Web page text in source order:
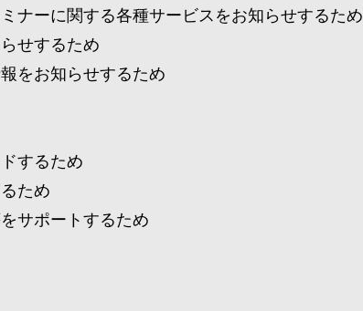
ナーに関する各種サービスをお知らせするため
せするため
をお知らせするため
するため
ため
サポートするため